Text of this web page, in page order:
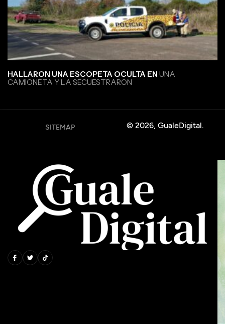
HALLARON UNA ESCOPETA OCULTA EN UNA
CAMIONETA Y LA SECUESTRARON
© 2026, GualeDigital.
SITEMAP